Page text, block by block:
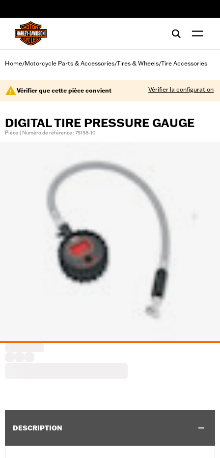
Home/Motorcycle Parts & Accessories/Tires & Wheels/Tire Accessories
Vérifier que cette pièce convient Vérifier la configuration
DIGITAL TIRE PRESSURE GAUGE
Pièce | Numéro de référence : 75158-10
DESCRIPTION